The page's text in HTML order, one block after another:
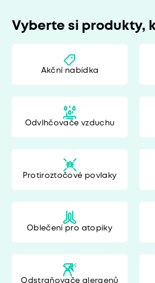
Vyberte si produkty,
Akční nabídka
Odvlhčovače vzduchu
Protiroztočové povlaky
Oblečení pro atopiky
Odstraňovače alergenů